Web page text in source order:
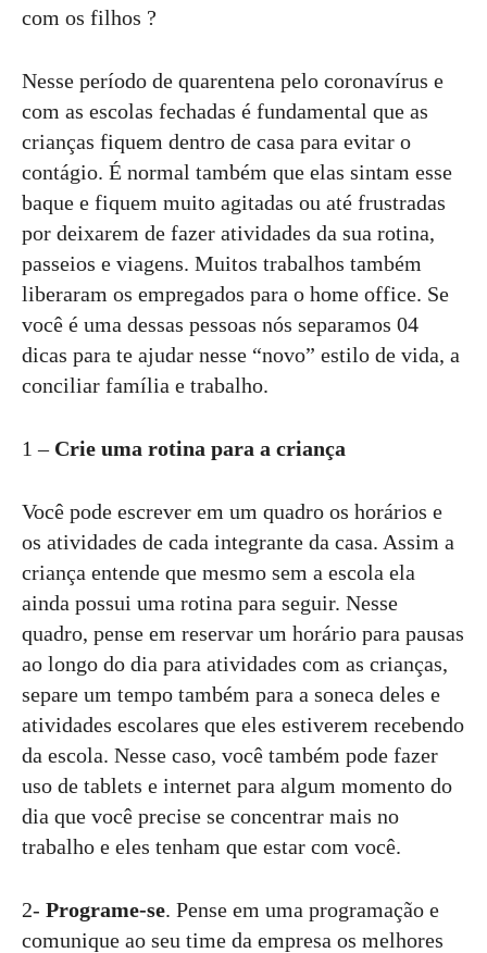
com os filhos ?
Nesse período de quarentena pelo coronavírus e
com as escolas fechadas é fundamental que as
crianças fiquem dentro de casa para evitar o
contágio. É normal também que elas sintam esse
baque e fiquem muito agitadas ou até frustradas
por deixarem de fazer atividades da sua rotina,
passeios e viagens. Muitos trabalhos também
liberaram os empregados para o home office. Se
você é uma dessas pessoas nós separamos 04
dicas para te ajudar nesse “novo” estilo de vida, a
conciliar família e trabalho.
1 – Crie uma rotina para a criança
Você pode escrever em um quadro os horários e
os atividades de cada integrante da casa. Assim a
criança entende que mesmo sem a escola ela
ainda possui uma rotina para seguir. Nesse
quadro, pense em reservar um horário para pausas
ao longo do dia para atividades com as crianças,
separe um tempo também para a soneca deles e
atividades escolares que eles estiverem recebendo
da escola. Nesse caso, você também pode fazer
uso de tablets e internet para algum momento do
dia que você precise se concentrar mais no
trabalho e eles tenham que estar com você.
2- Programe-se. Pense em uma programação e
comunique ao seu time da empresa os melhores